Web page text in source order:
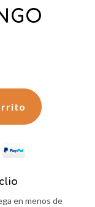
en menos de